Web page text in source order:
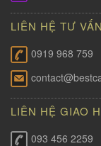
LIÊN HỆ TƯ VẤN
0919 968 759
LIÊN HỆ GIAO
093 456 2259